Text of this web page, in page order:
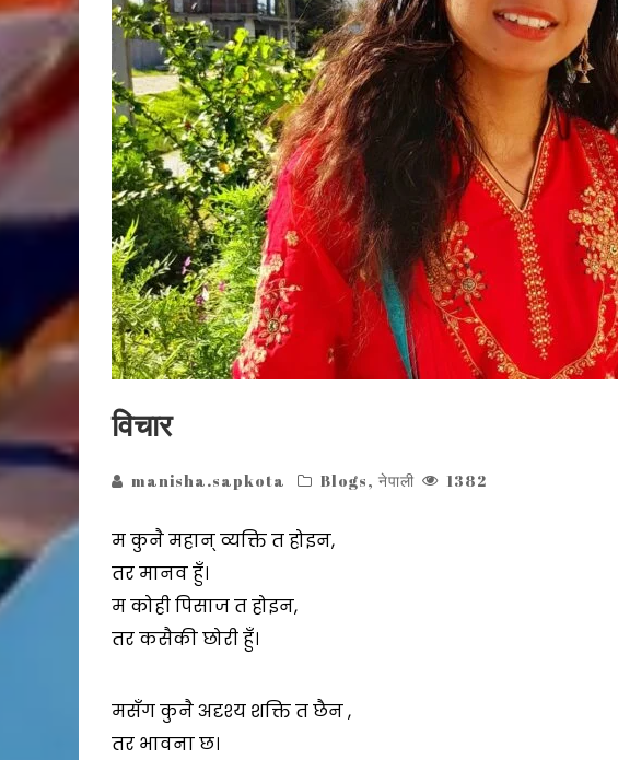
विचार
manisha.sapkota Blogs, नेपाली 1382
म कुनै महान् व्यक्ति त होइन,
तर मानव हुँ।
म कोही पिसाज त होइन,
तर कसैकी छोरी हुँ।
मसँग कुनै अदृश्य शक्ति त छैन ,
तर भावना छ।